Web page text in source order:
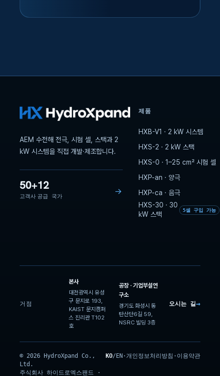
AEM 수전해 전극, 시험 셀, 스택과 2
kW 시스템을 직접 개발·제조합니다.
50+
고객사
12
공급 국가
→
제품
HXB-V1 · 2 kW 시스템
HXS-2 · 2 kW 스택
HXS-0 · 1–25 cm² 시험 셀
HXP-an · 양극
HXP-ca · 음극
HXS-30 · 30
kW 스택
5셀 구입 가능
거점
본사
대전광역시 유성
구 문지로 193,
KAIST 문지캠퍼
스 진리관 T102
호
공장 · 기업부설연
구소
경기도 화성시 동
탄산단6길 59,
NSRC 빌딩 3층
오시는 길→
© 2026 HydroXpand Co.,
Ltd.
주식회사 하이드로엑스팬드 ·
KO/ EN ·개인정보처리방침 · 이용약관